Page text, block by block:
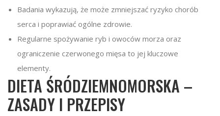
Badania wykazują, że może zmniejszać ryzyko chorób
serca i poprawiać ogólne zdrowie.
Regularne spożywanie ryb i owoców morza oraz
ograniczenie czerwonego mięsa to jej kluczowe
elementy.
DIETA ŚRÓDZIEMNOMORSKA –
ZASADY I PRZEPISY